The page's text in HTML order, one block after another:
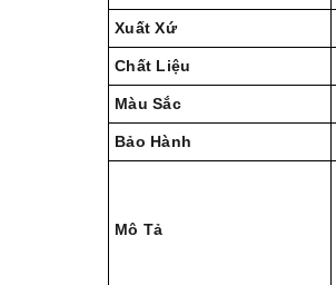
Xuất Xứ
Chất Liệu
Màu Sắc
Bảo Hành
Mô Tả